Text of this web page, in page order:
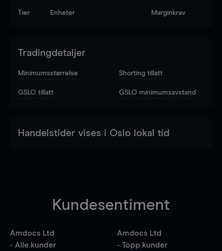
Tier Enheter Marginkrav
Tradingdetaljer
Minimumsstørrelse Shorting tillatt
GSLO tillatt GSLO minimumsavstand
Handelstider vises i Oslo lokal tid
Kundesentiment
Amdocs Ltd
- Alle kunder
Amdocs Ltd
- Topp kunder